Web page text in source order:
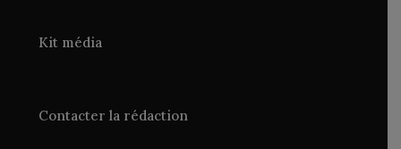
Kit média
Contacter la rédaction